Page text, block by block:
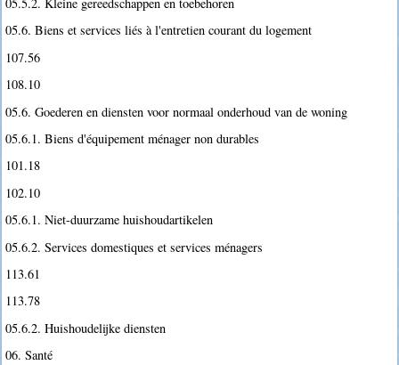
05.6. Biens et services liés à l'entretien courant du logement
107.56
108.10
05.6. Goederen en diensten voor normaal onderhoud van de woning
05.6.1. Biens d'équipement ménager non durables
101.18
102.10
05.6.1. Niet-duurzame huishoudartikelen
05.6.2. Services domestiques et services ménagers
113.61
113.78
05.6.2. Huishoudelijke diensten
06. Santé